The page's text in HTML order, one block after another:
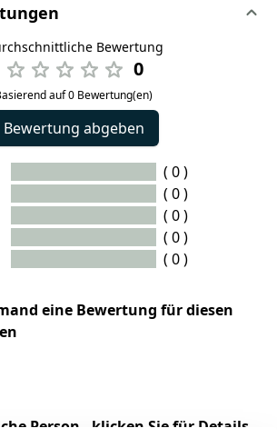
Bewertung
0
auf 0 Bewertung(en)
Bewertung abgeben
( 0 )
( 0 )
( 0 )
( 0 )
( 0 )
eine Bewertung für diesen
Person - klicken Sie für Details